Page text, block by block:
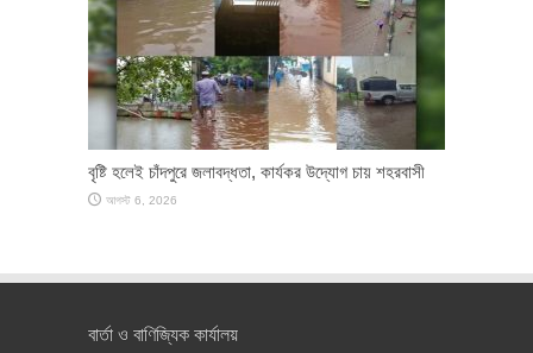
বৃষ্টি হলেই চাঁদপুরে জলাবদ্ধতা, কার্যকর উদ্যোগ চায় শহরবাসী
আগস্ট 6, 2026
বার্তা ও বাণিজ্যিক কার্যালয়